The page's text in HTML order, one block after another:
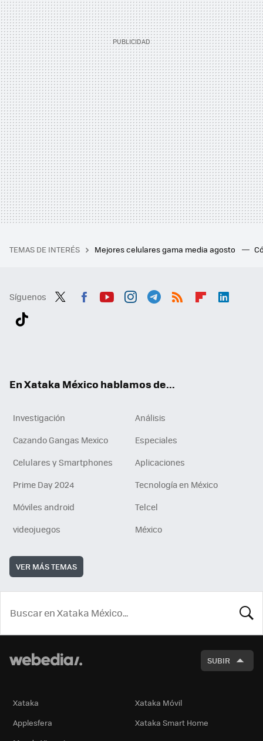
TEMAS DE INTERÉS Mejores celulares gama media agosto
Síguenos
En Xataka México hablamos de...
Investigación
Análisis
Cazando Gangas Mexico
Especiales
Celulares y Smartphones
Aplicaciones
Prime Day 2024
Tecnología en México
Móviles android
Telcel
videojuegos
México
VER MÁS TEMAS
SUBIR
Xataka
Xataka Móvil
Applesfera
Xataka Smart Home